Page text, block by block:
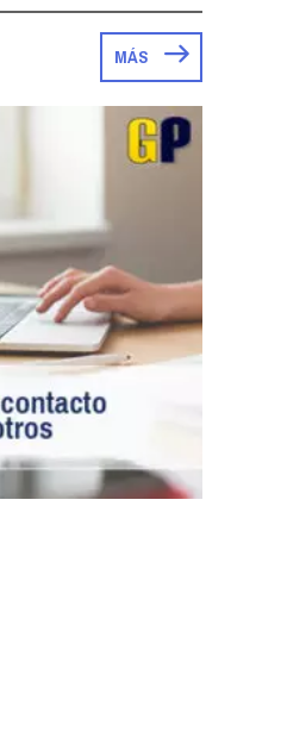
MÁS